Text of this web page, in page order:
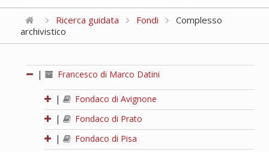
Ricerca guidata Fondi
Complesso
archivistico
| Francesco di Marco Datini
|
Fondaco di Avignone
|
Fondaco di Prato
|
Fondaco di Pisa